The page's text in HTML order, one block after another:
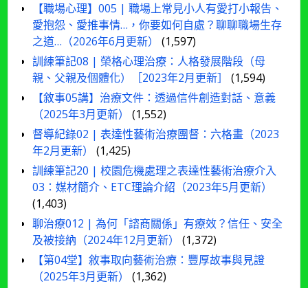
【職場心理】005 | 職場上常見小人有愛打小報告、
愛抱怨、愛推事情…，你要如何自處？聊聊職場生存
之道…（2026年6月更新）
(1,597)
訓練筆記08 | 榮格心理治療：人格發展階段（母
親、父親及個體化）［2023年2月更新］
(1,594)
【敘事05講】治療文件：透過信件創造對話、意義
（2025年3月更新）
(1,552)
督導紀錄02 | 表達性藝術治療團督：六格畫（2023
年2月更新）
(1,425)
訓練筆記20 | 校園危機處理之表達性藝術治療介入
03：媒材簡介、ETC理論介紹（2023年5月更新）
(1,403)
聊治療012 | 為何「諮商關係」有療效？信任、安全
及被接納（2024年12月更新）
(1,372)
【第04堂】敘事取向藝術治療：豐厚故事與見證
（2025年3月更新）
(1,362)